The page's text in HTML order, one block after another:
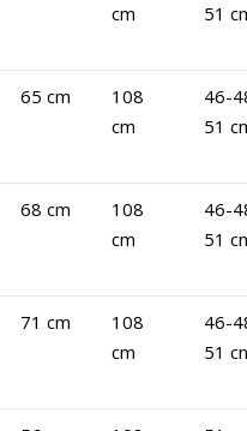
cm
51
65 cm
108
cm
46-
51
68 cm
108
cm
46-
51
71 cm
108
cm
46-
51